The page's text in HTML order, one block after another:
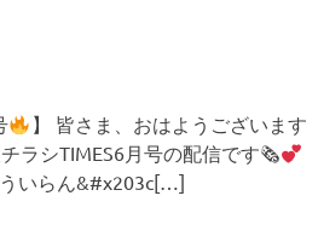
】 皆さま、おはようございます
ラシTIMES6月号の配信です🗞
いらん&#x203c[…]